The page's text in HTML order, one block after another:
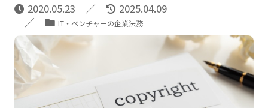
2020.05.23 2025.04.09
IT・ベンチャーの企業法務